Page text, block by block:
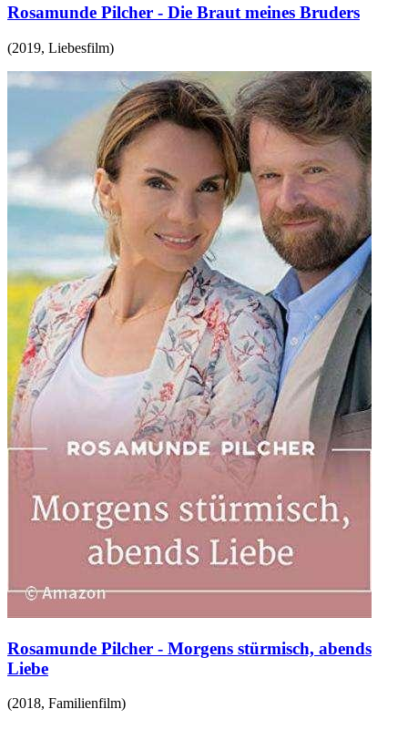
Rosamunde Pilcher - Die Braut meines Bruders
(2019, Liebesfilm)
Rosamunde Pilcher - Morgens stürmisch, abends
Liebe
(2018, Familienfilm)